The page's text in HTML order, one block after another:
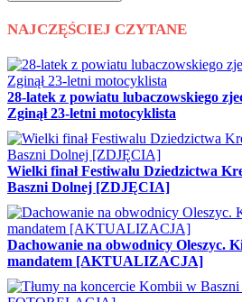
NAJCZĘŚCIEJ CZYTANE
28-latek z powiatu lubaczowskiego
Zginął 23-letni motocyklista
Wielki finał Festiwalu Dziedzictwa
Baszni Dolnej [ZDJĘCIA]
Dachowanie na obwodnicy Oleszyc.
mandatem [AKTUALIZACJA]